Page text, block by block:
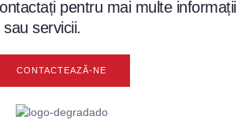
pentru mai multe informații
servicii.
CONTACTEAZĂ-NE